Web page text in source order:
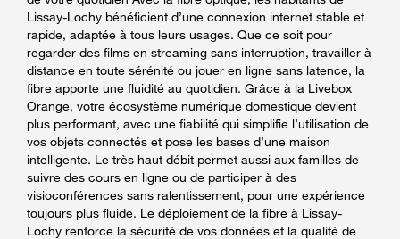
Lissay-Lochy bénéficient d’une connexion internet stable et
rapide, adaptée à tous leurs usages. Que ce soit pour
regarder des films en streaming sans interruption, travailler à
distance en toute sérénité ou jouer en ligne sans latence, la
fibre apporte une fluidité au quotidien. Grâce à la Livebox
Orange, votre écosystème numérique domestique devient
plus performant, avec une fiabilité qui simplifie l’utilisation de
vos objets connectés et pose les bases d’une maison
intelligente. Le très haut débit permet aussi aux familles de
suivre des cours en ligne ou de participer à des
visioconférences sans ralentissement, pour une expérience
toujours plus fluide. Le déploiement de la fibre à Lissay-
Lochy renforce la sécurité de vos données et la qualité de